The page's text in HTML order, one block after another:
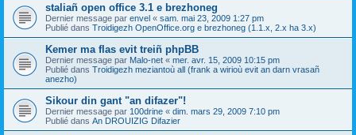
staliañ open office 3.1 e brezhoneg
Dernier message par envel « sam. mai 23, 2009 1:27 pm
Publié dans Troidigezh OpenOffice.org e brezhoneg (1.1.x, 2.x ha 3.x)
Kemer ma flas evit treiñ phpBB
Dernier message par Malo-net « mer. avr. 15, 2009 10:15 pm
Publié dans Troidigezh meziantoù all (frank a wirioù evit an darn vrasañ
anezho)
Sikour din gant "an difazer"!
Dernier message par 100drine « dim. mars 29, 2009 7:10 pm
Publié dans An DROUIZIG Difazier